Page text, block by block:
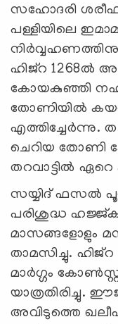
സഹോദരി
പള്ളിയിലെ
ഹിജ്റ 1268ൽ
കോയകുഞ്ഞി
തോണിയിൽ
ചെറിയ തോണി
തറവാട്ടിൽ ഏറെ
സയ്യിദ് ഫസൽ
പരിശുദ്ധ
മാസങ്ങളോളും
താമസിച്ചു.
മാർഗ്ഗം
യാത്രതിരിച്ചു.
അവിടുത്തെ ഖലീഫ